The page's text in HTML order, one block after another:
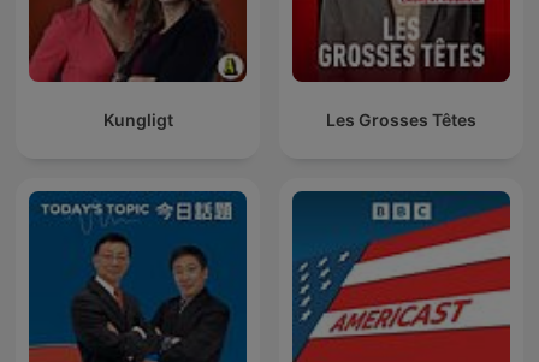
Kungligt Les Grosses Têtes